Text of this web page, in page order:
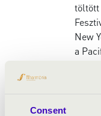
Consent
töltött
New
a